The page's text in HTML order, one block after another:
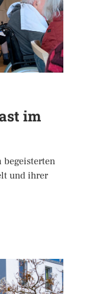
im
begeisterten
und ihrer